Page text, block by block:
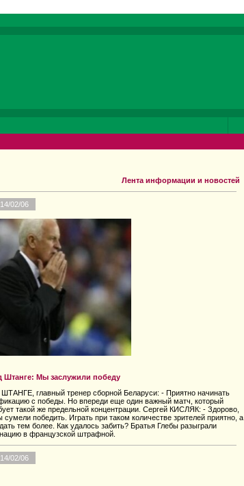
Лента информации и новостей
02/06
Штанге: Мы заслужили победу
главный тренер сборной Беларуси: - Приятно начинать
с победы. Но впереди еще один важный матч, который
такой же предельной концентрации. Сергей КИСЛЯК: - Здорово,
сумели победить. Играть при таком количестве зрителей приятно, а
тем более. Как удалось забить? Братья Глебы разыграли
в французской штрафной.
02/06